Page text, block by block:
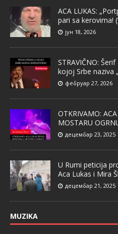
ACA LUKAS:
pari sa kerovima!
јун 18, 2026
STRAVIČNO:
kojoj Srbe naziva
фебруар 27, 2026
OTKRIVAMO:
MOSTARU
децембар 23, 2025
U Rumi peticija
Aca Lukas i Mira
децембар 21, 2025
MUZIKA